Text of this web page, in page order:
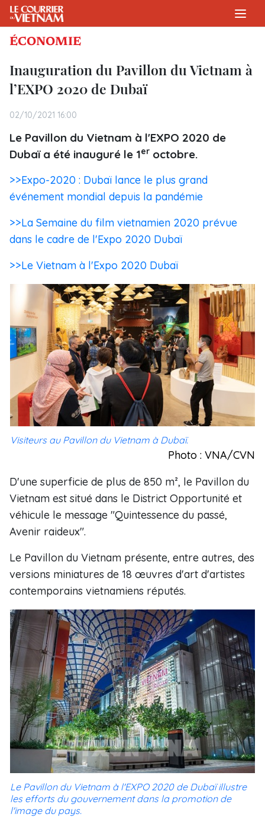
ÉCONOMIE
Inauguration du Pavillon du Vietnam à
l’EXPO 2020 de Dubaï
02/10/2021 16:00
Le Pavillon du Vietnam à l'EXPO 2020 de
Dubaï a été inauguré le 1er octobre.
>>Expo-2020 : Dubaï lance le plus grand
événement mondial depuis la pandémie
>>La Semaine du film vietnamien 2020 prévue
dans le cadre de l'Expo 2020 Dubaï
>>Le Vietnam à l'Expo 2020 Dubaï
Visiteurs au Pavillon du Vietnam à Dubaï.
Photo : VNA/CVN
D'une superficie de plus de 850 m², le Pavillon du
Vietnam est situé dans le District Opportunité et
véhicule le message "Quintessence du passé,
Avenir raideux".
Le Pavillon du Vietnam présente, entre autres, des
versions miniatures de 18 œuvres d'art d'artistes
contemporains vietnamiens réputés.
Le Pavillon du Vietnam à l'EXPO 2020 de Dubaï illustre
les efforts du gouvernement dans la promotion de
l'image du pays.